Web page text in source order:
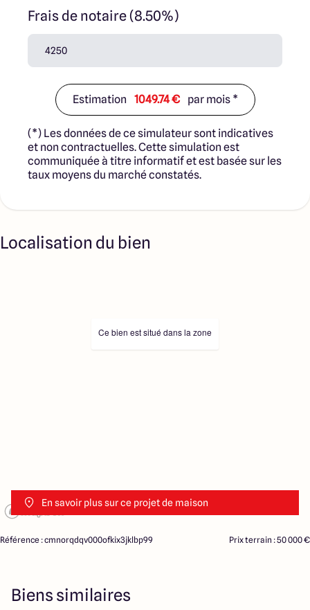
Frais de notaire (8.50%)
Estimation 1049.74 € par mois *
(*) Les données de ce simulateur sont indicatives
et non contractuelles. Cette simulation est
communiquée à titre informatif et est basée sur les
taux moyens du marché constatés.
Localisation du bien
En savoir plus sur ce projet de maison
Ce bien est situé dans la zone
Référence : cmnorqdqv000ofkix3jklbp99 Prix terrain : 50 000 €
Biens similaires